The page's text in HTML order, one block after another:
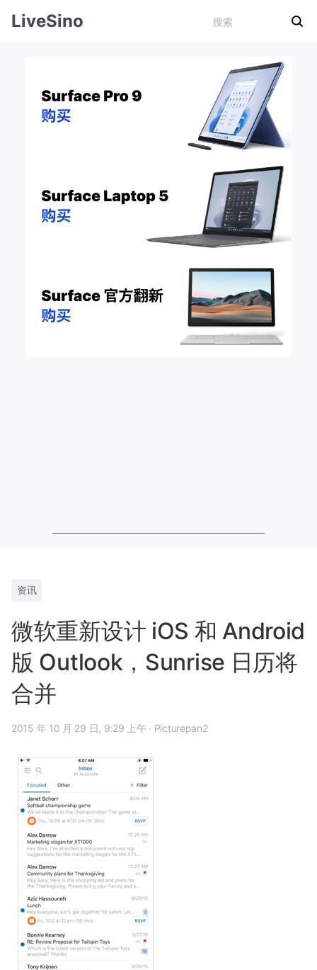
LiveSino
资讯
微软重新设计 iOS 和 Android
版 Outlook，Sunrise 日历将
合并
2015 年 10 月 29 日, 9:29 上午 · Picturepan2